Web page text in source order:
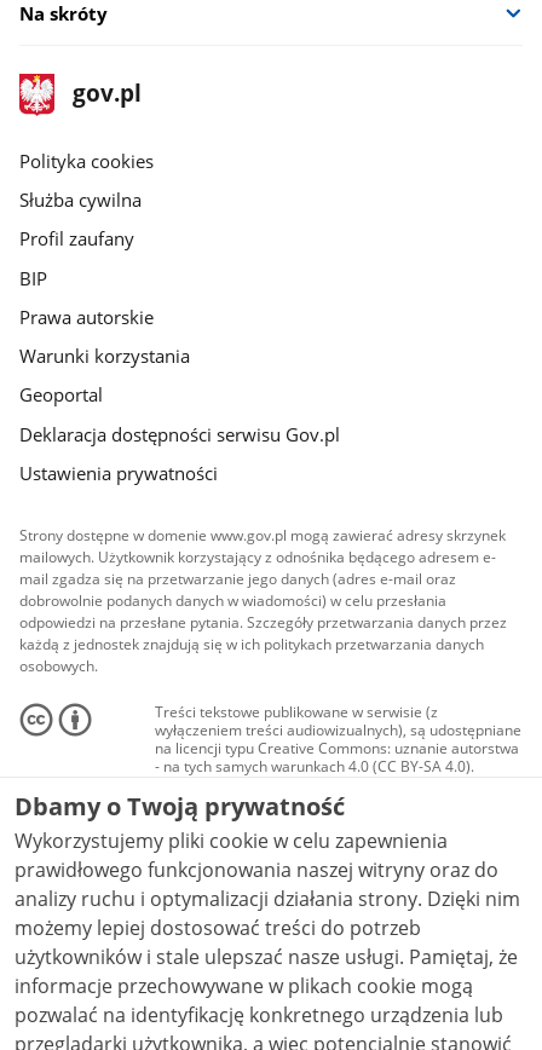
Na skróty
stopka
gov.pl
Strona
gov.pl
gov.pl
Polityka cookies
Służba cywilna
Profil zaufany
BIP
Prawa autorskie
Warunki korzystania
Geoportal
Deklaracja dostępności serwisu Gov.pl
Ustawienia prywatności
Strony dostępne w domenie www.gov.pl mogą zawierać adresy skrzynek
mailowych. Użytkownik korzystający z odnośnika będącego adresem e-
mail zgadza się na przetwarzanie jego danych (adres e-mail oraz
dobrowolnie podanych danych w wiadomości) w celu przesłania
odpowiedzi na przesłane pytania. Szczegóły przetwarzania danych przez
każdą z jednostek znajdują się w ich politykach przetwarzania danych
osobowych.
Treści tekstowe publikowane w serwisie (z
wyłączeniem treści audiowizualnych), są udostępniane
na licencji typu Creative Commons: uznanie autorstwa
- na tych samych warunkach 4.0 (CC BY-SA 4.0).
Materiały audiowizualne, w tym zdjęcia, materiały
audio i wideo, są udostępniane na licencji typu
Creative Commons: uznanie autorstwa użycie
niekomercyjne - bez utworów zależnych 4.0 (CC BY-
NC-ND 4.0), o ile nie jest to stwierdzone inaczej.
Dbamy o Twoją prywatność
Wykorzystujemy pliki cookie w celu zapewnienia
prawidłowego funkcjonowania naszej witryny oraz do
analizy ruchu i optymalizacji działania strony. Dzięki nim
możemy lepiej dostosować treści do potrzeb
użytkowników i stale ulepszać nasze usługi. Pamiętaj, że
informacje przechowywane w plikach cookie mogą
pozwalać na identyfikację konkretnego urządzenia lub
przeglądarki użytkownika, a więc potencjalnie stanowić